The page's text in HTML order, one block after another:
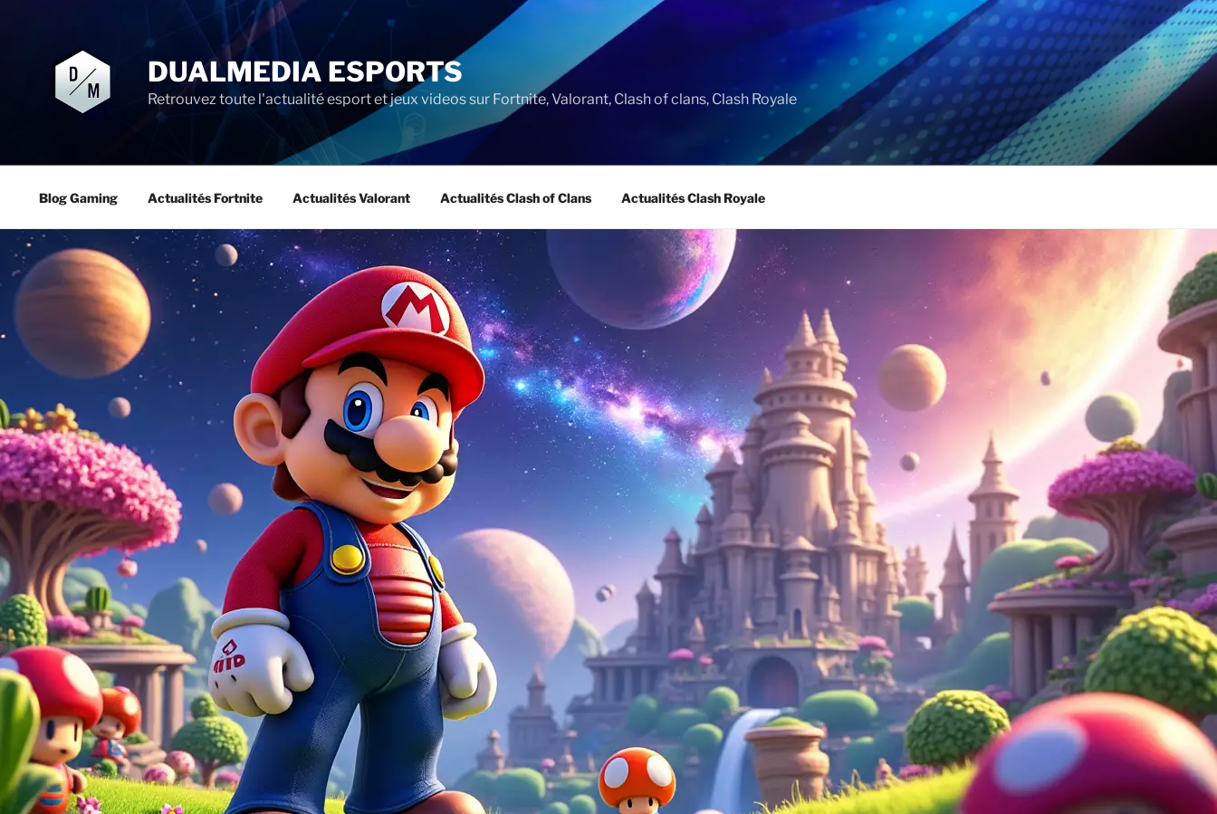
principal
DUALMEDIA ESPORTS
Retrouvez toute l'actualité esport et jeux videos sur Fortnite, Valorant, Clash of clans, Clash Royale
Blog Gaming Actualités Fortnite Actualités Valorant Actualités Clash of Clans Actualités Clash Royale